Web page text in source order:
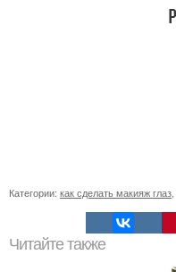
Категории: как сделать макияж глаз
Читайте также